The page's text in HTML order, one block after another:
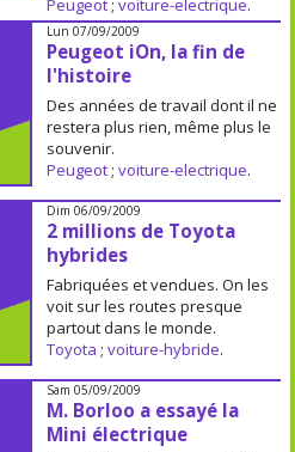
Peugeot; voiture-electrique.
Lun 07/09/2009
Peugeot iOn, la fin de
l'histoire
Des années de travail dont il ne
restera plus rien, même plus le
souvenir.
Peugeot; voiture-electrique.
Dim 06/09/2009
2 millions de Toyota
hybrides
Fabriquées et vendues. On les
voit sur les routes presque
partout dans le monde.
Toyota ; voiture-hybride.
Sam 05/09/2009
M. Borloo a essayé la
Mini électrique